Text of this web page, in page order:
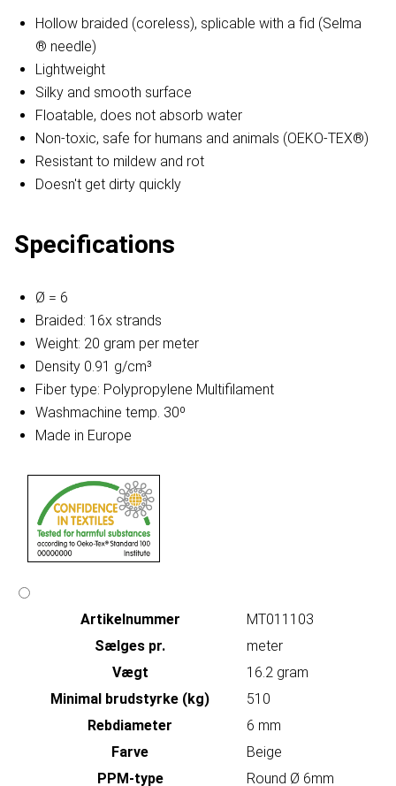
Hollow braided (coreless), splicable with a fid (Selma
® needle)
Lightweight
Silky and smooth surface
Floatable, does not absorb water
Non-toxic, safe for humans and animals (OEKO-TEX®)
Resistant to mildew and rot
Doesn't get dirty quickly
Specifications
Ø = 6
Braided: 16x strands
Weight: 20 gram per meter
Density 0.91 g/cm³
Fiber type: Polypropylene Multifilament
Washmachine temp. 30º
Made in Europe
Artikelnummer
MT011103
Sælges pr.
meter
Vægt
16.2 gram
Minimal brudstyrke (kg)
510
Rebdiameter
6 mm
Farve
Beige
PPM-type
Round Ø 6mm